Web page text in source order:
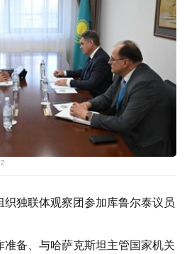
独联体观察团参加库鲁尔泰议员
备、与哈萨克斯坦主管国家机关